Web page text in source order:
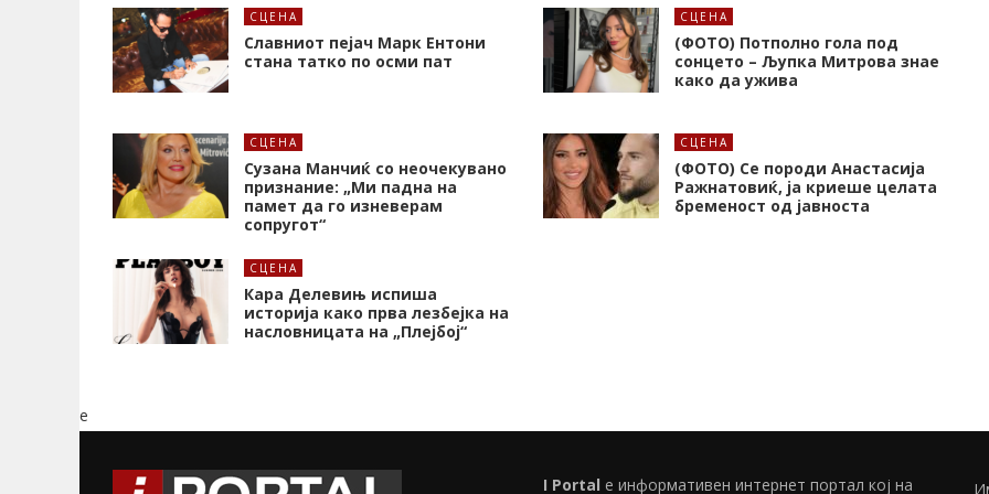
СЦЕНА
Славниот пејач Марк Ентони
стана татко по осми пат
СЦЕНА
(ФОТО) Потполно гола под
сонцето – Љупка Митрова знае
како да ужива
СЦЕНА
Сузана Манчиќ со неочекувано
признание: „Ми падна на
памет да го изневерам
сопругот“
СЦЕНА
(ФОТО) Се породи Анастасија
Ражнатовиќ, ја криеше целата
бременост од јавноста
СЦЕНА
Кара Делевињ испиша
историја како прва лезбејка на
насловницата на „Плејбој“
e
I Portal е информативен интернет портал кој на